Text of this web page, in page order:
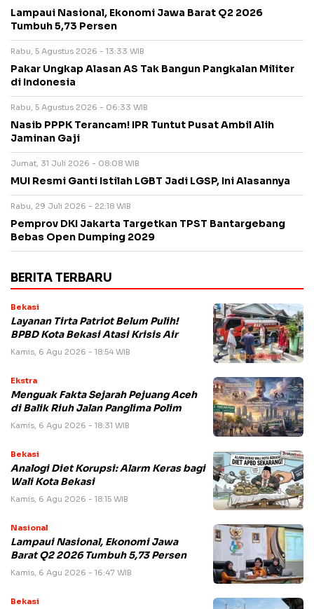
Lampaui Nasional, Ekonomi Jawa Barat Q2 2026
Tumbuh 5,73 Persen
Rabu, 5 Agustus 2026 - 13:33 WIB
Pakar Ungkap Alasan AS Tak Bangun Pangkalan Militer
di Indonesia
Rabu, 5 Agustus 2026 - 06:33 WIB
Nasib PPPK Terancam! IPR Tuntut Pusat Ambil Alih
Jaminan Gaji
Jumat, 31 Juli 2026 - 08:08 WIB
MUI Resmi Ganti Istilah LGBT Jadi LGSP, Ini Alasannya
Rabu, 29 Juli 2026 - 22:18 WIB
Pemprov DKI Jakarta Targetkan TPST Bantargebang
Bebas Open Dumping 2029
BERITA TERBARU
Bekasi
Layanan Tirta Patriot Belum Pulih!
BPBD Kota Bekasi Atasi Krisis Air
Kamis, 6 Agu 2026 - 18:54 WIB
Ekstra
Menguak Fakta Sejarah Pejuang Aceh
di Balik Riuh Jalan Panglima Polim
Kamis, 6 Agu 2026 - 18:31 WIB
Bekasi
Analogi Diet Korupsi: Alarm Keras bagi
Wali Kota Bekasi
Kamis, 6 Agu 2026 - 18:15 WIB
Nasional
Lampaui Nasional, Ekonomi Jawa
Barat Q2 2026 Tumbuh 5,73 Persen
Kamis, 6 Agu 2026 - 16:47 WIB
Bekasi